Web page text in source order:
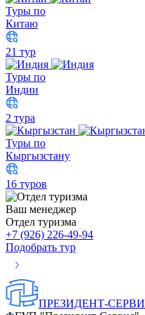
Туры по
Китаю
21 тур
Туры по
Индии
2 тура
Туры по
Кыргызстану
16 туров
Ваш менеджер
Отдел туризма
+7 (926) 226-49-94
Подобрать тур
ПРЕЗИДЕНТ-